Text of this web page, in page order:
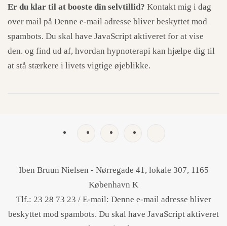
Er du klar til at booste din selvtillid? Kontakt mig i dag
over mail på Denne e-mail adresse bliver beskyttet mod
spambots. Du skal have JavaScript aktiveret for at vise
den. og find ud af, hvordan hypnoterapi kan hjælpe dig til
at stå stærkere i livets vigtige øjeblikke.
Iben Bruun Nielsen - Nørregade 41, lokale 307, 1165
København K
Tlf.: 23 28 73 23 / E-mail: Denne e-mail adresse bliver
beskyttet mod spambots. Du skal have JavaScript aktiveret